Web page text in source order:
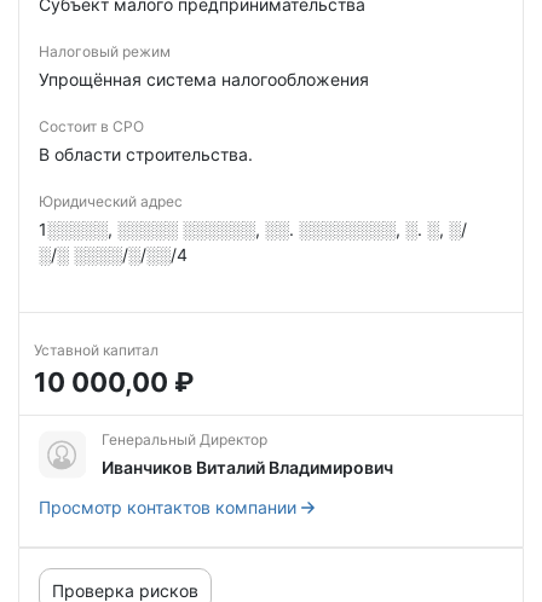
Субъект малого предпринимательства
Налоговый режим
Упрощённая система налогообложения
Состоит в СРО
В области строительства.
Юридический адрес
1░░░░░, ░░░░░ ░░░░░░, ░░. ░░░░░░░░, ░. ░, ░/
░/░ ░░░░/░/░░/4
Уставной капитал
10 000,00 ₽
Генеральный Директор
Иванчиков Виталий Владимирович
Просмотр контактов компании
Проверка рисков